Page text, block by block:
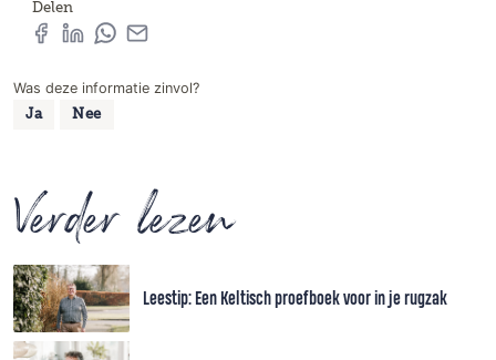
Delen
Was deze informatie zinvol?
Ja Nee
Verder lezen
Leestip: Een Keltisch proefboek voor in je rugzak